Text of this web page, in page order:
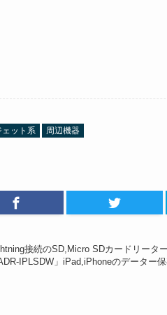
ェット系 周辺機器
接続のSD,Micro SDカードリータ
ADR-IPLSDW」iPad,iPhoneのデーター保